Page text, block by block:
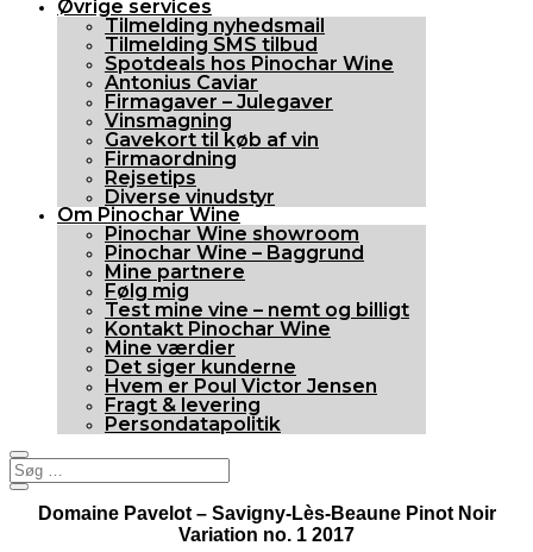
Øvrige services
Tilmelding nyhedsmail
Tilmelding SMS tilbud
Spotdeals hos Pinochar Wine
Antonius Caviar
Firmagaver – Julegaver
Vinsmagning
Gavekort til køb af vin
Firmaordning
Rejsetips
Diverse vinudstyr
Om Pinochar Wine
Pinochar Wine showroom
Pinochar Wine – Baggrund
Mine partnere
Følg mig
Test mine vine – nemt og billigt
Kontakt Pinochar Wine
Mine værdier
Det siger kunderne
Hvem er Poul Victor Jensen
Fragt & levering
Persondatapolitik
Domaine Pavelot – Savigny-Lès-Beaune Pinot Noir
Variation no. 1 2017